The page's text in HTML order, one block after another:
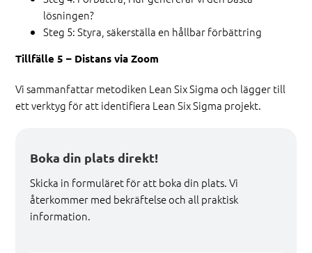
lösningen?
Steg 5: Styra, säkerställa en hållbar förbättring
Tillfälle 5 – Distans via Zoom
Vi sammanfattar metodiken Lean Six Sigma och lägger till
ett verktyg för att identifiera Lean Six Sigma projekt.
Boka din plats direkt!
Skicka in formuläret för att boka din plats. Vi
återkommer med bekräftelse och all praktisk
information.